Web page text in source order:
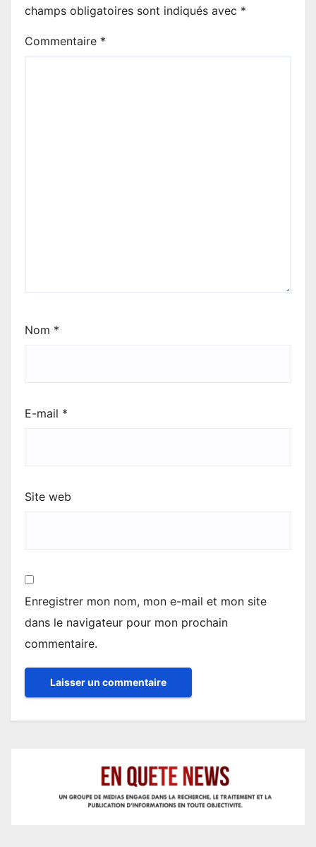
champs obligatoires sont indiqués avec *
Commentaire *
Nom *
E-mail *
Site web
Enregistrer mon nom, mon e-mail et mon site
dans le navigateur pour mon prochain
commentaire.